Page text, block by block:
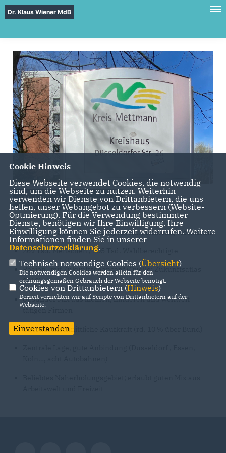
Dr. Klaus Wiener MdB
Wahlkreis Mettmann I
Erkrath, Haan, Hilden, Langenfeld, Monheim, Mettmann
269 Tsd. Menschen / 205 Tsd. Wahlberechtigte
Region „mit Zukunftschancen“ (Quelle: Zukunftsatlas
2019)
Gesunder Mix aus kleinen, mittleren und weltweit
Überdurchschnittliche Kaufkraft (rd. 10 % über Bund)
Cookie Hinweis
Diese Webseite verwendet Cookies, die notwendig
sind, um die Webseite zu nutzen. Weiterhin
verwenden wir Dienste von Drittanbietern, die uns
helfen, unser Webangebot zu verbessern (Website-
Optmierung). Für die Verwendung bestimmter
Dienste, benötigen wir Ihre Einwilligung. Ihre
Einwilligung können Sie jederzeit widerrufen. Weitere
Informationen finden Sie in unserer
Datenschutzerklärung.
Technisch notwendige Cookies (Übersicht)
Die notwendigen Cookies werden allein für den
ordnungsgemäßen Gebrauch der Webseite benötigt.
Cookies von Drittanbietern (Hinweis)
Derzeit verzichten wir auf Scripte von Drittanbietern auf der
Webseite.
Einverstanden